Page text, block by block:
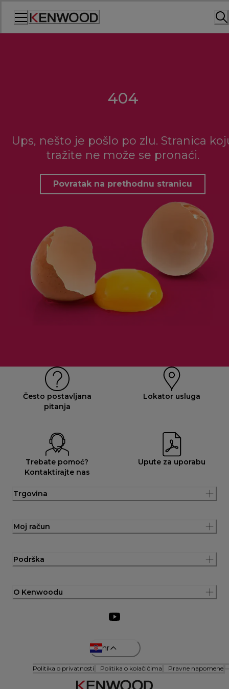
404
Ups, nešto je pošlo po zlu. Stranica
tražite ne može se pronaći.
Povratak na prethodnu stranicu
Često postavljana
pitanja
Lokator usluga
Trebate pomoć?
Kontaktirajte nas
Upute za uporabu
Trgovina
Moj račun
Podrška
O Kenwoodu
hr
Politika o privatnosti Politika o kolačićima Pravne napomene